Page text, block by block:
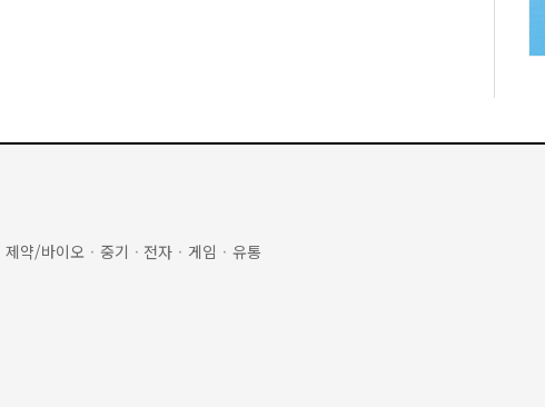
제약/바이오 · 중기 · 전자 · 게임 · 유통